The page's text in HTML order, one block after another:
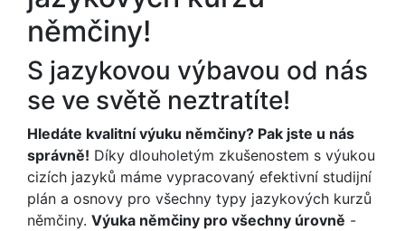
němčiny!
S jazykovou výbavou od nás
se ve světě neztratíte!
Hledáte kvalitní výuku němčiny? Pak jste u nás
správně! Díky dlouholetým zkušenostem s výukou
cizích jazyků máme vypracovaný efektivní studijní
plán a osnovy pro všechny typy jazykových kurzů
němčiny. Výuka němčiny pro všechny úrovně -